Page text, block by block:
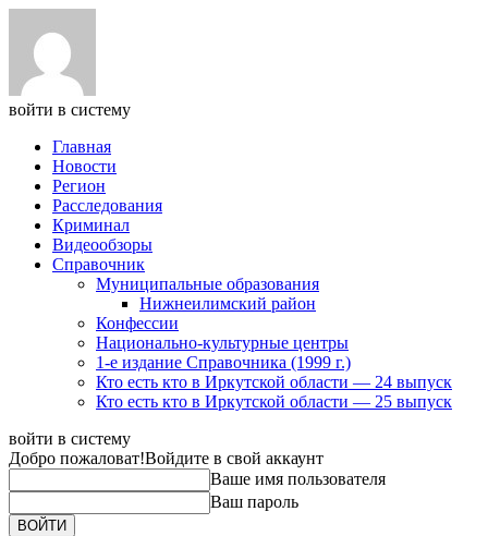
войти в систему
Главная
Новости
Регион
Расследования
Криминал
Видеообзоры
Справочник
Муниципальные образования
Нижнеилимский район
Конфессии
Национально-культурные центры
1-е издание Справочника (1999 г.)
Кто есть кто в Иркутской области — 24 выпуск
Кто есть кто в Иркутской области — 25 выпуск
войти в систему
Добро пожаловат!Войдите в свой аккаунт
Ваше имя пользователя
Ваш пароль